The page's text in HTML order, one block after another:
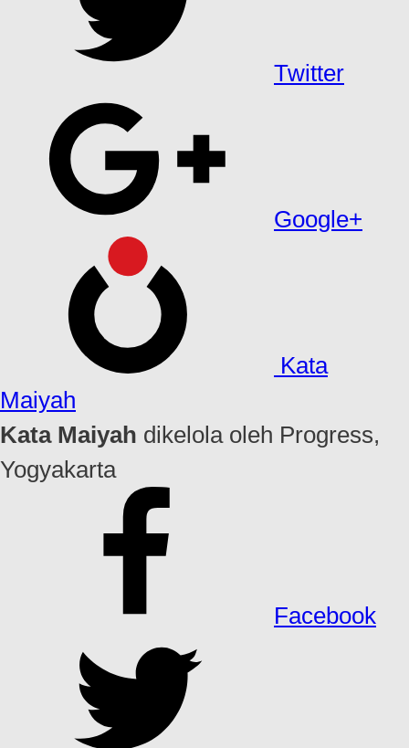
Twitter
Google+
Kata
Maiyah
Kata Maiyah dikelola oleh Progress,
Yogyakarta
Facebook